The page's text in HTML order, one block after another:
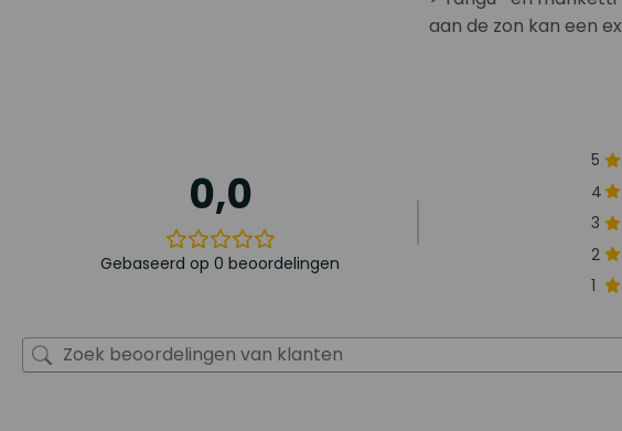
aan de zon kan een
0,0
Gebaseerd op 0 beoordelingen
5
4
3
2
1